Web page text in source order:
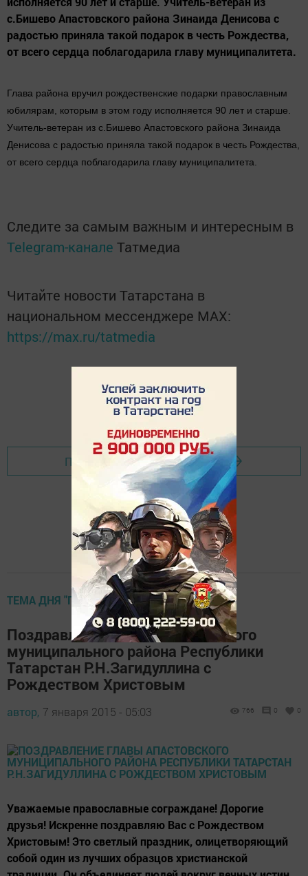
с.Бишево Апастовского района Зинаида Денисова с
радостью приняла такой подарок в честь Рождества,
от всего сердца поблагодарила главу муниципалитета.
Глава района вручил рождественские подарки православным
юбилярам, которым в этом году исполняется 90 лет и старше.
Учитель-ветеран из с.Бишево Апастовского района Зинаида
Денисова с радостью приняла такой подарок в честь Рождества,
от всего сердца поблагодарила главу муниципалитета.
Следите за самым важным и интересным в
Telegram-канале Татмедиа
Читайте новости Татарстана в
национальном мессенджере MАХ:
https://max.ru/tatmedia
Перейти на страницу новости
ТЕМА ДНЯ "ГАЗЕТА"
Поздравление Главы Апастовского
муниципального района Республики
Татарстан Р.Н.Загидуллина с
Рождеством Христовым
автор, 7 января 2015 - 05:03 766 0 0
Уважаемые православные сограждане! Дорогие
друзья! Искренне поздравляю Вас с Рождеством
Христовым! Это светлый праздник, олицетворяющий
собой один из лучших образцов христианской